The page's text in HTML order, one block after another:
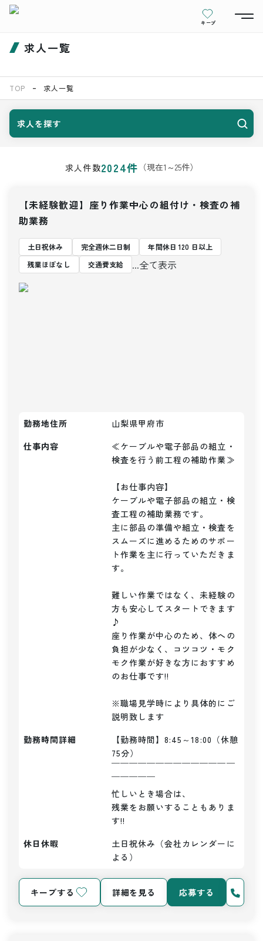
キープ
求人一覧
TOP 求人一覧
求人を探す
求人件数2024件 （現在1 ～25件）
【未経験歓迎】座り作業中心の組付け・検査の補
助業務
土日祝休み 完全週休二日制
年間休日 120 日以上
残業ほぼなし
交通費支給 ...全て表示
勤務地住所
山梨県甲府市
仕事内容
≪ケーブルや電子部品の組立・
検査を行う前工程の補助作業≫
【お仕事内容】
ケーブルや電子部品の組立・検
査工程の補助業務です。
主に部品の準備や組立・検査を
スムーズに進めるためのサポー
ト作業を主に行っていただきま
す。
難しい作業ではなく、未経験の
方も安心してスタートできます
♪
座り作業が中心のため、体への
負担が少なく、コツコツ・モク
モク作業が好きな方におすすめ
のお仕事です!!
※職場見学時により具体的にご
説明致します
勤務時間詳細
【勤務時間】8:45～18:00（休憩
75分）
￣￣￣￣￣￣￣￣￣￣￣￣￣￣
￣￣￣￣￣
忙しいとき場合は、
残業をお願いすることもありま
す!!
休日休暇
土日祝休み（会社カレンダーに
よる）
キープする 詳細を見る 応募する